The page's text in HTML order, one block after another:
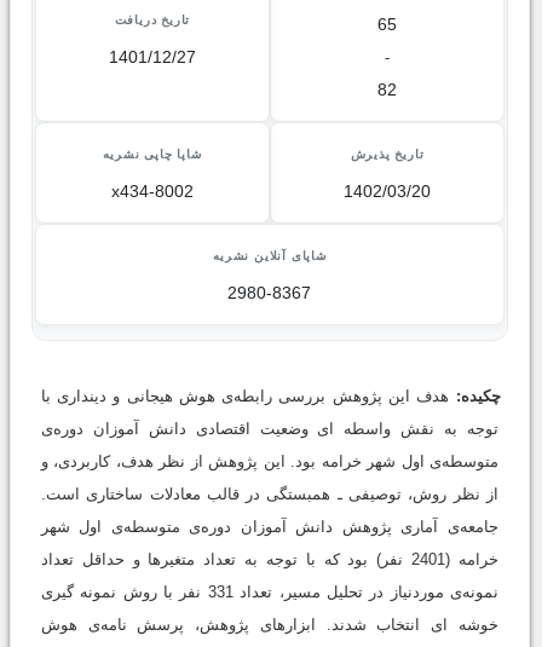
65
-
82
تاریخ دریافت
1401/12/27
تاریخ پذیرش
1402/03/20
شاپا چاپی نشریه
x434-8002
شاپای آنلاین نشریه
2980-8367
چکیده: هدف این پژوهش بررسی رابطه‌ی هوش هیجانی و دینداری با
توجه به نقش واسطه ای وضعیت اقتصادی دانش آموزان دوره‌ی
متوسطه‌ی اول شهر خرامه بود. این پژوهش از نظر هدف، کاربردی، و
از نظر روش، توصیفی ـ همبستگی در قالب معادلات ساختاری است.
جامعه‌ی آماری پژوهش دانش آموزان دوره‌ی متوسطه‌ی اول شهر
خرامه (2401 نفر) بود که با توجه به تعداد متغیرها و حداقل تعداد
نمونه‌ی موردنیاز در تحلیل مسیر، تعداد 331 نفر با روش نمونه گیری
خوشه ای انتخاب شدند. ابزارهای پژوهش، پرسش نامه‌ی هوش